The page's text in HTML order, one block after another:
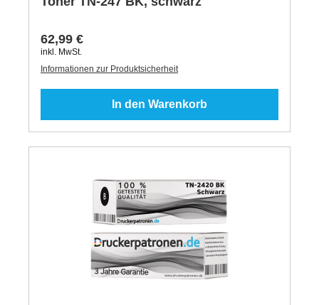
62,99 €
inkl. MwSt.
Informationen zur Produktsicherheit
In den Warenkorb